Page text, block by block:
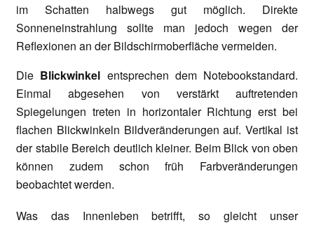
im Schatten halbwegs gut möglich. Direkte
Sonneneinstrahlung sollte man jedoch wegen der
Reflexionen an der Bildschirmoberfläche vermeiden.
Die Blickwinkel entsprechen dem Notebookstandard.
Einmal abgesehen von verstärkt auftretenden
Spiegelungen treten in horizontaler Richtung erst bei
flachen Blickwinkeln Bildveränderungen auf. Vertikal ist
der stabile Bereich deutlich kleiner. Beim Blick von oben
können zudem schon früh Farbveränderungen
beobachtet werden.
Was das Innenleben betrifft, so gleicht unser